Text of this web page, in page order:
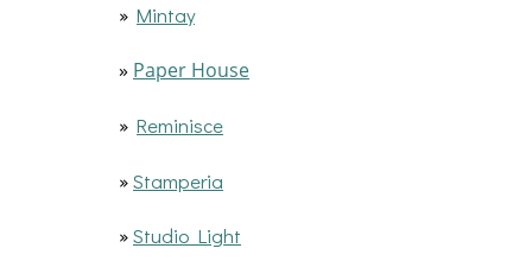
» Mintay
» Paper House
» Reminisce
»Stamperia
»Studio Light